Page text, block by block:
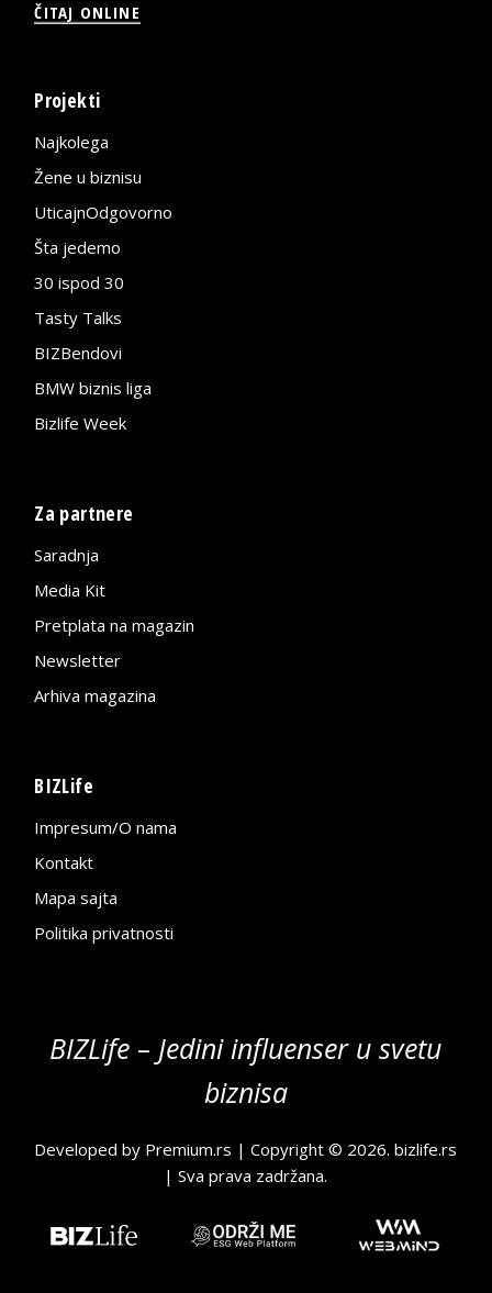
ČITAJ ONLINE
Projekti
Najkolega
Žene u biznisu
UticajnOdgovorno
Šta jedemo
30 ispod 30
Tasty Talks
BIZBendovi
BMW biznis liga
Bizlife Week
Za partnere
Saradnja
Media Kit
Pretplata na magazin
Newsletter
Arhiva magazina
BIZLife
Impresum/O nama
Kontakt
Mapa sajta
Politika privatnosti
BIZLife – Jedini influenser u svetu
biznisa
Developed by Premium.rs | Copyright © 2026.bizlife.rs
| Sva prava zadržana.